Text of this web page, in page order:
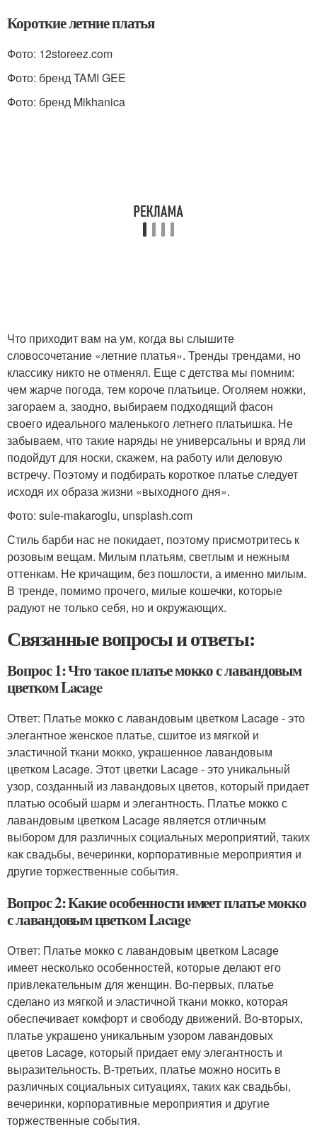
Короткие летние платья
Фото: 12storeez.com
Фото: бренд TAMI GEE
Фото: бренд Mikhanica
Что приходит вам на ум, когда вы слышите
словосочетание «летние платья». Тренды трендами, но
классику никто не отменял. Еще с детства мы помним:
чем жарче погода, тем короче платьице. Оголяем ножки,
загораем а, заодно, выбираем подходящий фасон
своего идеального маленького летнего платьишка. Не
забываем, что такие наряды не универсальны и вряд ли
подойдут для носки, скажем, на работу или деловую
встречу. Поэтому и подбирать короткое платье следует
исходя их образа жизни «выходного дня».
Фото: sule-makaroglu, unsplash.com
Стиль барби нас не покидает, поэтому присмотритесь к
розовым вещам. Милым платьям, светлым и нежным
оттенкам. Не кричащим, без пошлости, а именно милым.
В тренде, помимо прочего, милые кошечки, которые
радуют не только себя, но и окружающих.
Связанные вопросы и ответы:
Вопрос 1: Что такое платье мокко с лавандовым
цветком Lacage
Ответ: Платье мокко с лавандовым цветком Lacage - это
элегантное женское платье, сшитое из мягкой и
эластичной ткани мокко, украшенное лавандовым
цветком Lacage. Этот цветки Lacage - это уникальный
узор, созданный из лавандовых цветов, который придает
платью особый шарм и элегантность. Платье мокко с
лавандовым цветком Lacage является отличным
выбором для различных социальных мероприятий, таких
как свадьбы, вечеринки, корпоративные мероприятия и
другие торжественные события.
Вопрос 2: Какие особенности имеет платье мокко
с лавандовым цветком Lacage
Ответ: Платье мокко с лавандовым цветком Lacage
имеет несколько особенностей, которые делают его
привлекательным для женщин. Во-первых, платье
сделано из мягкой и эластичной ткани мокко, которая
обеспечивает комфорт и свободу движений. Во-вторых,
платье украшено уникальным узором лавандовых
цветов Lacage, который придает ему элегантность и
выразительность. В-третьих, платье можно носить в
различных социальных ситуациях, таких как свадьбы,
вечеринки, корпоративные мероприятия и другие
торжественные события.